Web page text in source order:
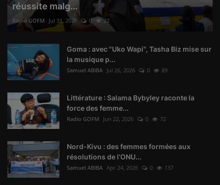
réussite malg...
Radio GOFM Jul 31, 2026 0 22
Goma : avec "Uko Wapi", Tasha Biz mise sur
la musique p...
Samuel ABIBA Jul 26, 2026 0 89
Littérature : Salama Bybyley raconte la
force des femme...
Radio GOFM Jun 22, 2026 0 72
Nord-Kivu : des femmes formées aux
résolutions de l’ONU...
Samuel ABIBA Apr 24, 2026 0 137